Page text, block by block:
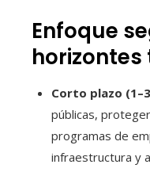
Enfoque
Corto plazo
públicas,
programas de
infraestructura y